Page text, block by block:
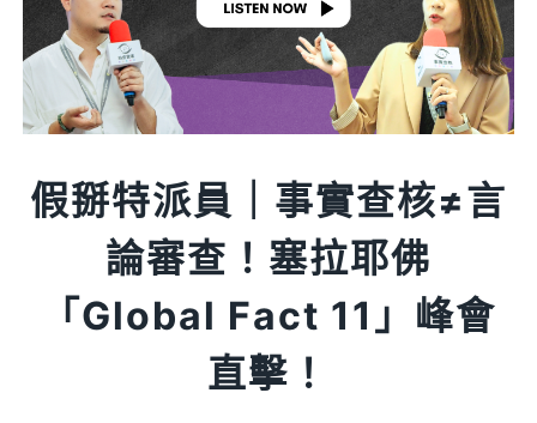
假掰特派員｜事實查核≠言
論審查！塞拉耶佛
「Global Fact 11」峰會
直擊！